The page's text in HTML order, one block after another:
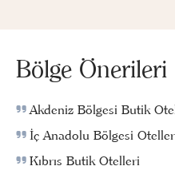
Bölge Önerileri
Akdeniz Bölgesi Butik
İç Anadolu Bölgesi
Kıbrıs Butik Otelleri